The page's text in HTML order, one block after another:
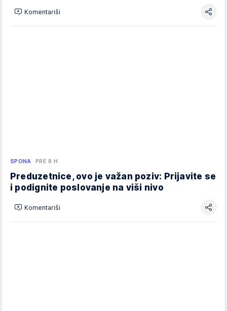
Komentariši
SPONA PRE 8 H
Preduzetnice, ovo je važan poziv: Prijavite se
i podignite poslovanje na viši nivo
Komentariši